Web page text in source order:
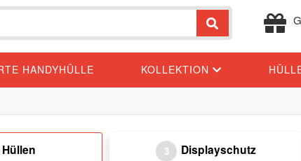
HANDYHÜLLE KOLLEKTION
Hüllen 3 Displayschutz